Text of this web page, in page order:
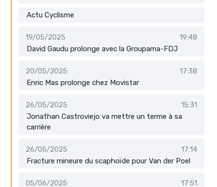
Actu Cyclisme
19/05/2025
19:48
David Gaudu prolonge avec la Groupama-FDJ
20/05/2025
17:38
Enric Mas prolonge chez Movistar
26/05/2025
15:31
Jonathan Castroviejo va mettre un terme à sa
carrière
26/05/2025
17:14
Fracture mineure du scaphoïde pour Van der Poel
05/06/2025
17:51